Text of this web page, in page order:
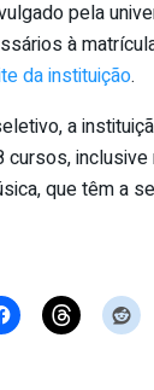
pela
à
da instituição.
a
inclusive
que têm a